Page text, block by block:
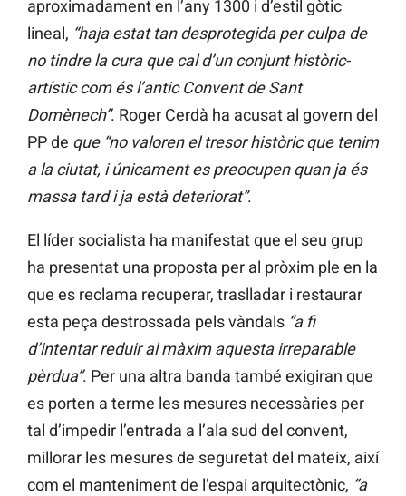
aproximadament en l’any 1300 i d’estil gòtic
lineal, “haja estat tan desprotegida per culpa de
no tindre la cura que cal d’un conjunt històric-
artístic com és l’antic Convent de Sant
Domènech”. Roger Cerdà ha acusat al govern del
PP de que “no valoren el tresor històric que tenim
a la ciutat, i únicament es preocupen quan ja és
massa tard i ja està deteriorat”.
El líder socialista ha manifestat que el seu grup
ha presentat una proposta per al pròxim ple en la
que es reclama recuperar, traslladar i restaurar
esta peça destrossada pels vàndals “a fi
d’intentar reduir al màxim aquesta irreparable
pèrdua”. Per una altra banda també exigiran que
es porten a terme les mesures necessàries per
tal d’impedir l’entrada a l’ala sud del convent,
millorar les mesures de seguretat del mateix, així
com el manteniment de l’espai arquitectònic, “a